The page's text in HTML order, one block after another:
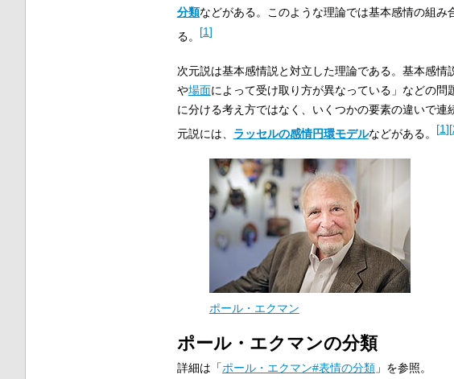
分類などがある。このような理論では基本感情の組
る。 [1]
次元説は基本感情説と対立した理論である。基本感情
や場面によって受け取り方が異なっている」などの
に分ける考え方ではなく、いくつかの要素の違いで連
元説には、 ラッセルの感情円環モデルなどがある。 [1][
ポール・エクマン
ポール・エクマンの分類
詳細は「ポール・エクマン#表情の分類」を参照。